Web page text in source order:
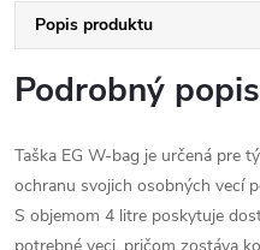
Popis produktu
Podrobný popis
Taška EG W-bag je určená pre
ochranu svojich osobných vecí
S objemom 4 litre poskytuje